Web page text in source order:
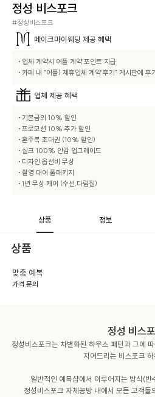
정성 비스포크
#정성비스포크
메이크마이웨딩 제공 혜택
• 업체 계약시 어플 계약 포인트 지급
• 카페 내 "어플) 제휴업체 계약 후기" 게시판에 후
업체 제공 혜택
• 기본금의 10% 할인
• 프로모션 10% 추가 할인
• 혼주복 초대권 (10% 할인)
• 실크 100% 안감 업그레이드
• 디자인 옵션비 무상
• 촬영 대여 풀패키지
• 1년 무상 케어 (수선,다림질)
상품 정보
상품
맞춤 예복
가격 문의
정성 비스
정성비스포크는 차별화된 하우스 패턴과 그에
지어드리는 비스포크
일반적인 예복샵에서 이루어지는 방식(
정성비스포크 자체공방 내에서 모든 고객